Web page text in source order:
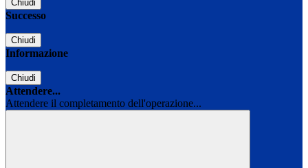
Chiudi
Successo
Chiudi
Informazione
Chiudi
Attendere...
Attendere il completamento dell'operazione...